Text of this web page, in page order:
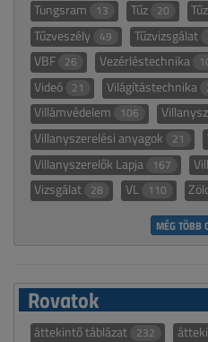
Tungsram 13 Tűz 20
Tűzveszély 49 Tűzvizsgálat
VBF 26 Vezérléstechnika
Videó 21 Világítástechnika
Villámvédelem 106
Villanyszerelési anyagok 21
Villanyszerelők Lapja 167
Vizsgálat 28 VL 110
MÉG TÖBB
Rovatok
áttekintő táblázat 232